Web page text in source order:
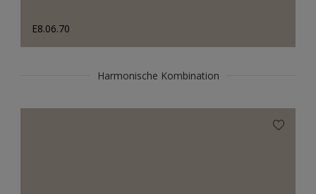
E8.06.70
Harmonische Kombination